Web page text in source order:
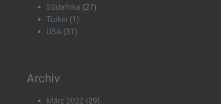
Südafrika (27)
Türkei (1)
USA (31)
Archiv
März 2022 (29)